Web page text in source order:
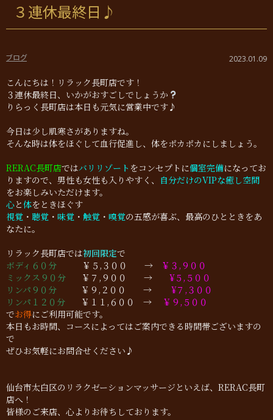
３連休最終日♪
ブログ 2023.01.09
こんにちは！リラック長町店です！
３連休最終日、いかがおすごしでしょうか
りらっく長町店は本日も元気に営業中です♪
今日は少し肌寒さがありますね。
そんな時は体をほぐして血行促進し、体をポカポカにしましょう。
RERAC長町店ではバリリゾート をコンセプトに個室完備になってお
りますので、男性も女性も入りやすく、 自分だけのVIPな癒し空間
をお楽しみいただけます。
心と体をときほぐす
視覚 ・ 聴覚 ・ 味覚 ・ 触覚 ・ 嗅覚の五感が喜ぶ、最高のひとときをあ
なたに。
リラック長町店では初回限定で
ボディ６０分 ￥５,３００ → ￥３,９００
ミックス９０分
￥７,９００ →
¥５,５００
リンパ９０分 ￥９,２００ →
¥７,３００
リンパ１２０分 ￥１１,６００ →
￥９,５００
でお得にご利用可能です。
本日もお時間、コースによってはご案内できる時間帯ございますの
で
ぜひお気軽にお問合せください♪
仙台市太白区のリラクゼーションマッサージといえば、RERAC長町
店へ！
皆様のご来店、心よりお待ちしております。